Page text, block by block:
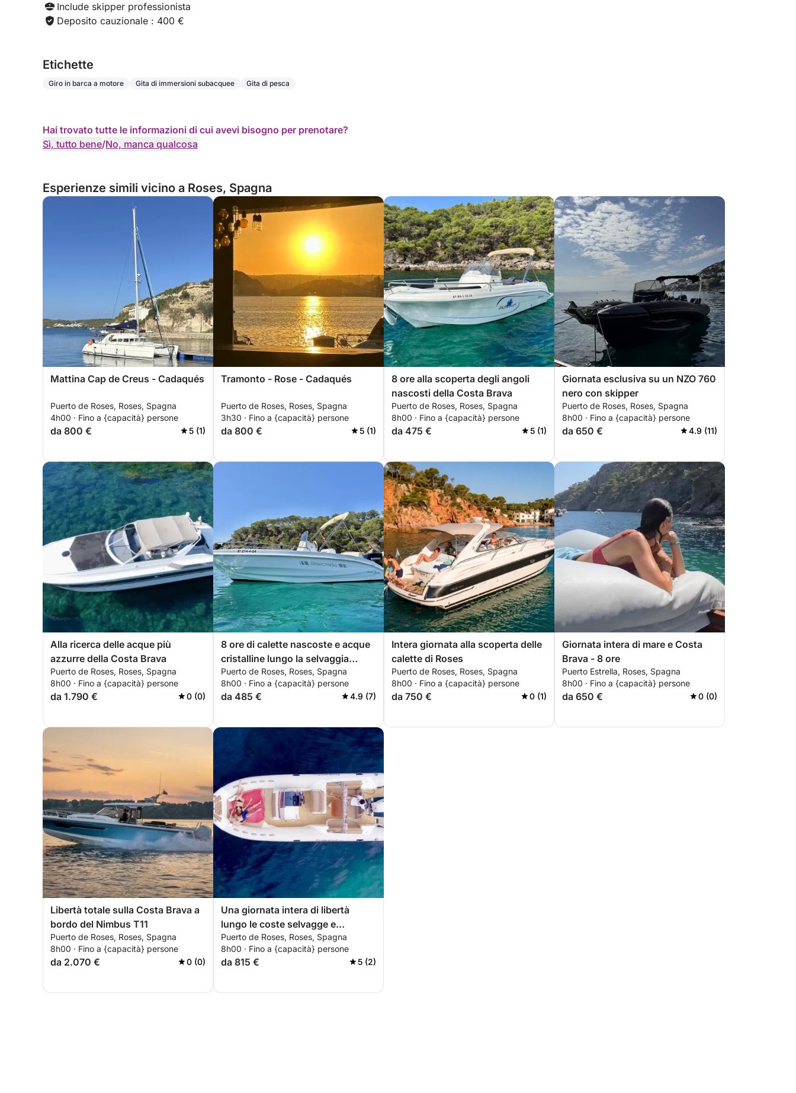
Include skipper professionista
Deposito cauzionale : 400 €
Etichette
Giro in barca a motore Gita di immersioni subacquee Gita di pesca
Hai trovato tutte le informazioni di cui avevi bisogno per prenotare?
Sì, tutto bene/No, manca qualcosa
Esperienze simili vicino a Roses, Spagna
Mattina Cap de Creus - Cadaqués
Puerto de Roses, Roses, Spagna
4h00 · Fino a {capacità} persone
da 800 € 5 (1)
Tramonto - Rose - Cadaqués
Puerto de Roses, Roses, Spagna
3h30 · Fino a {capacità} persone
da 800 € 5 (1)
8 ore alla scoperta degli angoli
nascosti della Costa Brava
Puerto de Roses, Roses, Spagna
8h00 · Fino a {capacità} persone
da 475 € 5 (1)
Giornata esclusiva su un NZO 760
nero con skipper
Puerto de Roses, Roses, Spagna
8h00 · Fino a {capacità} persone
da 650 € 4.9 (11)
Alla ricerca delle acque più
azzurre della Costa Brava
Puerto de Roses, Roses, Spagna
8h00 · Fino a {capacità} persone
da 1.790 € 0 (0)
8 ore di calette nascoste e acque
cristalline lungo la selvaggia
Costa Brava
Puerto de Roses, Roses, Spagna
8h00 · Fino a {capacità} persone
da 485 € 4.9 (7)
Intera giornata alla scoperta delle
calette di Roses
Puerto de Roses, Roses, Spagna
8h00 · Fino a {capacità} persone
da 750 € 0 (1)
Giornata intera di mare e Costa
Brava - 8 ore
Puerto Estrella, Roses, Spagna
8h00 · Fino a {capacità} persone
da 650 € 0 (0)
Libertà totale sulla Costa Brava a
bordo del Nimbus T11
Puerto de Roses, Roses, Spagna
8h00 · Fino a {capacità} persone
da 2.070 € 0 (0)
Una giornata intera di libertà
lungo le coste selvagge e
nascoste della Costa Brava.
Puerto de Roses, Roses, Spagna
8h00 · Fino a {capacità} persone
da 815 € 5 (2)